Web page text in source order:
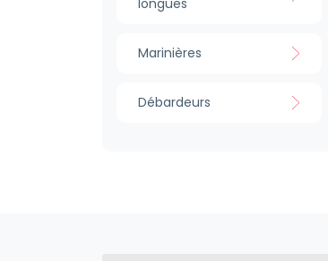
longues
Marinières
Débardeurs